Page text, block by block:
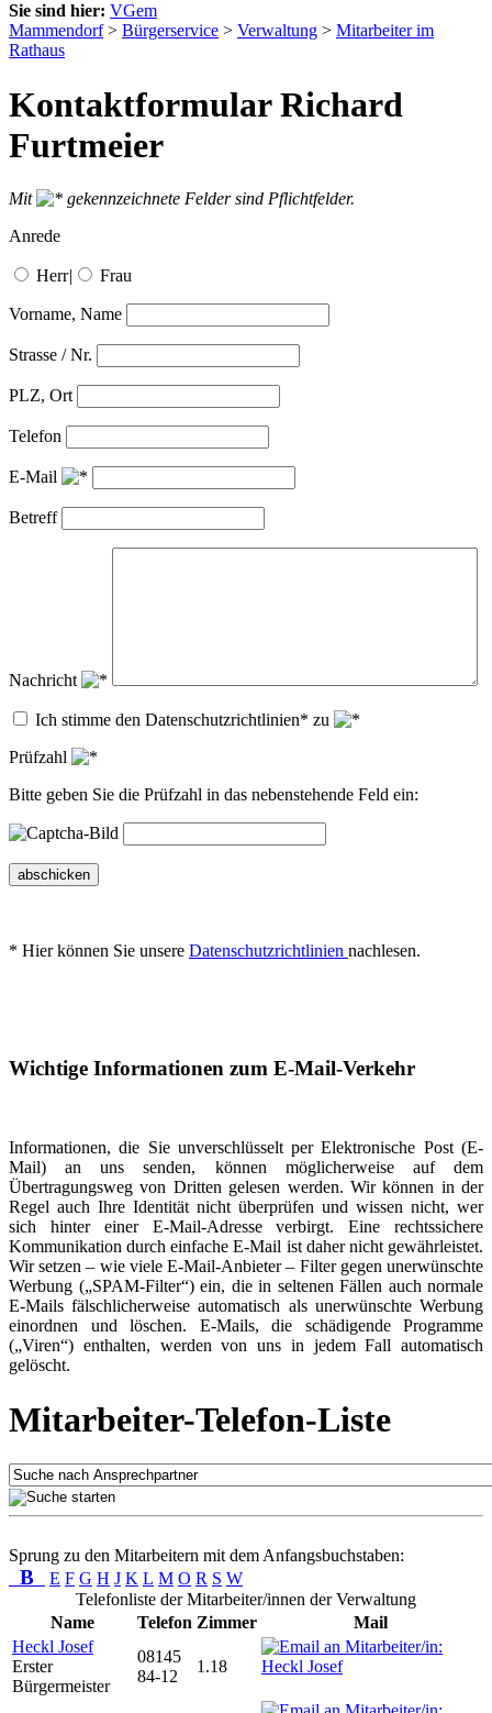
Sie sind hier: VGem
Mammendorf> Bürgerservice > Verwaltung > Mitarbeiter im
Rathaus
Kontaktformular Richard
Furtmeier
Mit
gekennzeichnete Felder sind Pflichtfelder.
Anrede
Herr| Frau
Vorname, Name
Strasse / Nr.
PLZ, Ort
Telefon
E-Mail
Betreff
Nachricht
Ich stimme den Datenschutzrichtlinien* zu
Prüfzahl
Bitte geben Sie die Prüfzahl in das nebenstehende Feld ein:
abschicken
* Hier können Sie unsere Datenschutzrichtlinien nachlesen.
Wichtige Informationen zum E-Mail-Verkehr
Informationen, die Sie unverschlüsselt per Elektronische Post (E-
Mail) an uns senden, können möglicherweise auf dem
Übertragungsweg von Dritten gelesen werden. Wir können in der
Regel auch Ihre Identität nicht überprüfen und wissen nicht, wer
sich hinter einer E-Mail-Adresse verbirgt. Eine rechtssichere
Kommunikation durch einfache E-Mail ist daher nicht gewährleistet.
Wir setzen – wie viele E-Mail-Anbieter – Filter gegen unerwünschte
Werbung („SPAM-Filter“) ein, die in seltenen Fällen auch normale
E-Mails fälschlicherweise automatisch als unerwünschte Werbung
einordnen und löschen. E-Mails, die schädigende Programme
(„Viren“) enthalten, werden von uns in jedem Fall automatisch
gelöscht.
Mitarbeiter-Telefon-Liste
Sprung zu den Mitarbeitern mit dem Anfangsbuchstaben:
B E F G H J K L M O R S W
Telefonliste der Mitarbeiter/innen der Verwaltung
Name
Telefon Zimmer
Mail
Heckl Josef
Erster
Bürgermeister
08145
84-12
1.18